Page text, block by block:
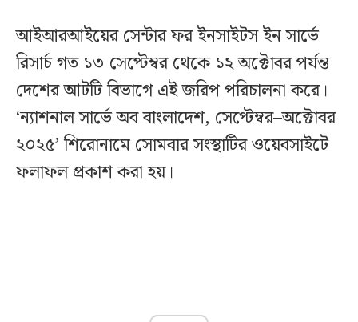
আইআরআইয়ের সেন্টার ফর ইনসাইটস ইন সার্ভে
রিসার্চ গত ১৩ সেপ্টেম্বর থেকে ১২ অক্টোবর পর্যন্ত
দেশের আটটি বিভাগে এই জরিপ পরিচালনা করে।
‘ন্যাশনাল সার্ভে অব বাংলাদেশ, সেপ্টেম্বর–অক্টোবর
২০২৫’ শিরোনামে সোমবার সংস্থাটির ওয়েবসাইটে
ফলাফল প্রকাশ করা হয়।